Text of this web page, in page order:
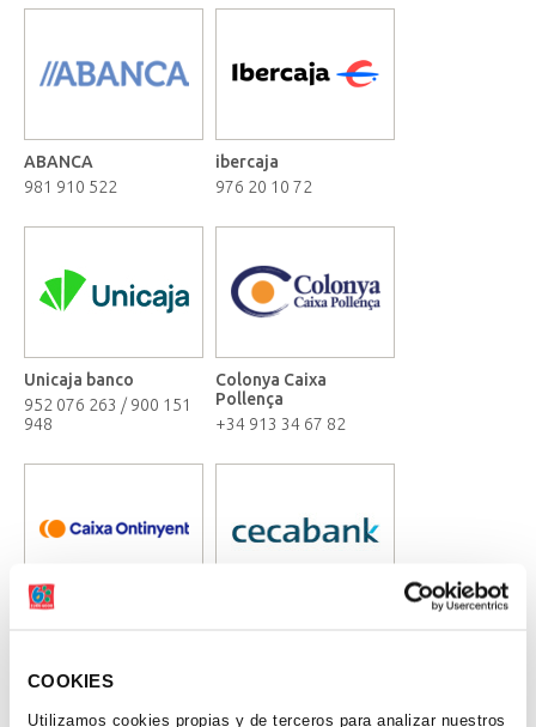
COOKIES
Utilizamos cookies propias y de terceros para analizar nuestros
ABANCA
981 910 522
ibercaja
976 20 10 72
Unicaja banco
952 076 263 / 900 151
948
Colonya Caixa
Pollença
+34 913 34 67 82
Caixa Ontinyent